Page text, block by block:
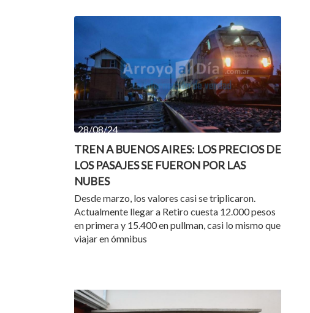
28/08/24
TREN A BUENOS AIRES: LOS PRECIOS DE
LOS PASAJES SE FUERON POR LAS
NUBES
Desde marzo, los valores casi se triplicaron.
Actualmente llegar a Retiro cuesta 12.000 pesos
en primera y 15.400 en pullman, casi lo mismo que
viajar en ómnibus